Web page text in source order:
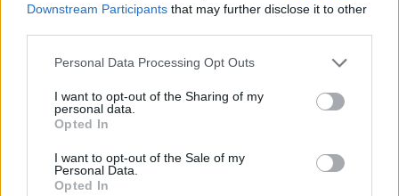
Downstream Participants that may further disclose it to other
Personal Data Processing Opt Outs
I want to opt-out of the Sharing of my
personal data.
Opted In
I want to opt-out of the Sale of my
Personal Data.
Opted In